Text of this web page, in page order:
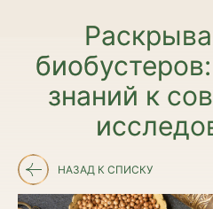
знаний к
НАЗАД К СПИСКУ